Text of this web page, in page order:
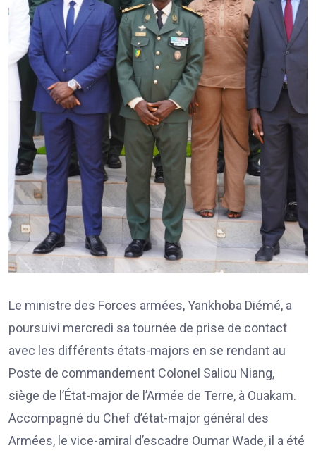
Le ministre des Forces armées, Yankhoba Diémé, a
poursuivi mercredi sa tournée de prise de contact
avec les différents états-majors en se rendant au
Poste de commandement Colonel Saliou Niang,
siège de l’État-major de l’Armée de Terre, à Ouakam.
Accompagné du Chef d’état-major général des
Armées, le vice-amiral d’escadre Oumar Wade, il a été